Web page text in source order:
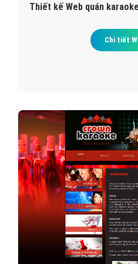
Thiết kế Web quán
Chi tiết